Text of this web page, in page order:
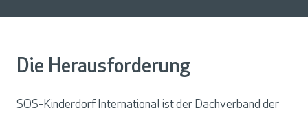
Die Herausforderung
SOS-Kinderdorf International ist der Dachverband der